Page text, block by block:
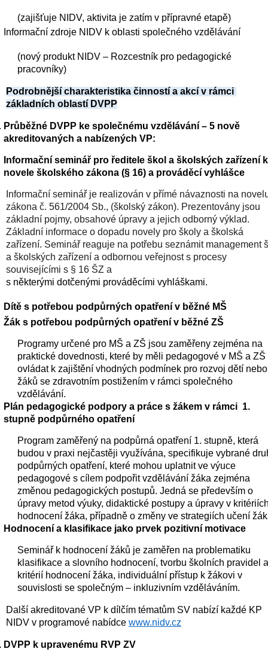
(zajišťuje NIDV, aktivita je zatím v přípravné etapě)
Informační zdroje NIDV k oblasti společného vzdělávání
(nový produkt NIDV – Rozcestník pro pedagogické
pracovníky)
Podrobnější charakteristika činností a akcí v rámci
základních oblastí DVPP
Průběžné DVPP ke společnému vzdělávání – 5 nově
akreditovaných a nabízených VP:
Informační seminář pro ředitele škol a školských zařízení k
novele školského zákona (§ 16) a prováděcí vyhlášce
Informační seminář je realizován v přímé návaznosti na
zákona č. 561/2004 Sb., (školský zákon). Prezentovány jsou
základní pojmy, obsahové úpravy a jejich odborný výklad.
Základní informace o dopadu novely pro školy a školská
zařízení. Seminář reaguje na potřebu seznámit management
a školských zařízení a odbornou veřejnost s procesy
souvisejícími s § 16 ŠZ a
s některými dotčenými prováděcími vyhláškami.
Dítě s potřebou podpůrných opatření v běžné MŠ
Žák s potřebou podpůrných opatření v běžné ZŠ
Programy určené pro MŠ a ZŠ jsou zaměřeny zejména na
praktické dovednosti, které by měli pedagogové v MŠ a ZŠ
ovládat k zajištění vhodných podmínek pro rozvoj dětí nebo
žáků se zdravotním postižením v rámci společného
vzdělávání.
Plán pedagogické podpory a práce s žákem v rámci  1.
stupně podpůrného opatření
Program zaměřený na podpůrná opatření 1. stupně, která
budou v praxi nejčastěji využívána, specifikuje vybrané
podpůrných opatření, které mohou uplatnit ve výuce
pedagogové s cílem podpořit vzdělávání žáka zejména
změnou pedagogických postupů. Jedná se především o
úpravy metod výuky, didaktické postupy a úpravy v
hodnocení žáka, případně o změny ve strategiích učení
Hodnocení a klasifikace jako prvek pozitivní motivace
Seminář k hodnocení žáků je zaměřen na problematiku
klasifikace a slovního hodnocení, tvorbu školních pravidel a
kritérií hodnocení žáka, individuální přístup k žákovi v
souvislosti se společným – inkluzivním vzděláváním.
Další akreditované VP k dílčím tématům SV nabízí každé KP
NIDV v programové nabídce www.nidv.cz
DVPP k upravenému RVP ZV